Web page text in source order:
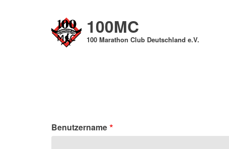
100MC
100 Marathon Club Deutschland e.V.
Benutzername